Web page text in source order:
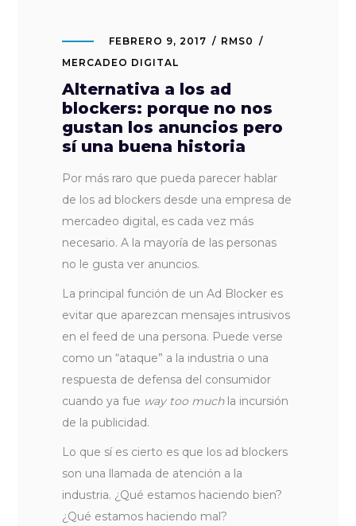
FEBRERO 9, 2017
RMS0
MERCADEO DIGITAL
Alternativa a los ad
blockers: porque no nos
gustan los anuncios pero
sí una buena historia
Por más raro que pueda parecer hablar
de los ad blockers desde una empresa de
mercadeo digital, es cada vez más
necesario. A la mayoría de las personas
no le gusta ver anuncios.
La principal función de un Ad Blocker es
evitar que aparezcan mensajes intrusivos
en el feed de una persona. Puede verse
como un “ataque” a la industria o una
respuesta de defensa del consumidor
cuando ya fue way too muchla incursión
de la publicidad.
Lo que sí es cierto es que los ad blockers
son una llamada de atención a la
industria. ¿Qué estamos haciendo bien?
¿Qué estamos haciendo mal?